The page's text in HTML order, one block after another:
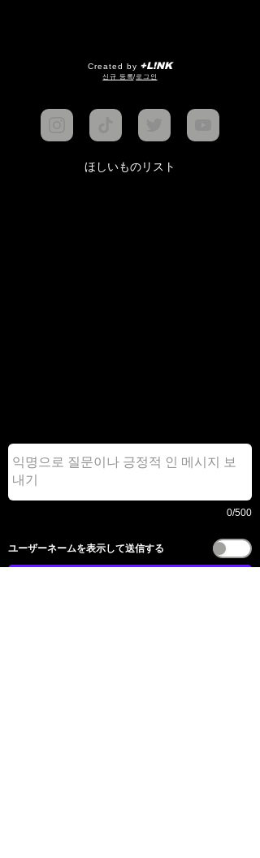
Created by +L!NK
​신규 등록/로그인
ほしいものリスト
0/500
​ユーザーネームを表示して送信する